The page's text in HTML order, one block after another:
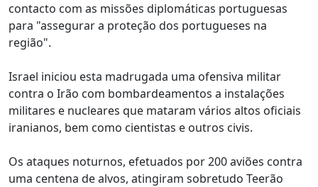
contacto com as missões diplomáticas portuguesas
para "assegurar a proteção dos portugueses na
região".
Israel iniciou esta madrugada uma ofensiva militar
contra o Irão com bombardeamentos a instalações
militares e nucleares que mataram vários altos oficiais
iranianos, bem como cientistas e outros civis.
Os ataques noturnos, efetuados por 200 aviões contra
uma centena de alvos, atingiram sobretudo Teerão